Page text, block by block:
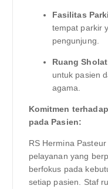
Fasilitas
tempat parkir
pengunjung.
Ruang
untuk pasien
agama.
Komitmen
pada Pasien:
RS Hermina
pelayanan yang
berfokus pada
setiap pasien. Staf